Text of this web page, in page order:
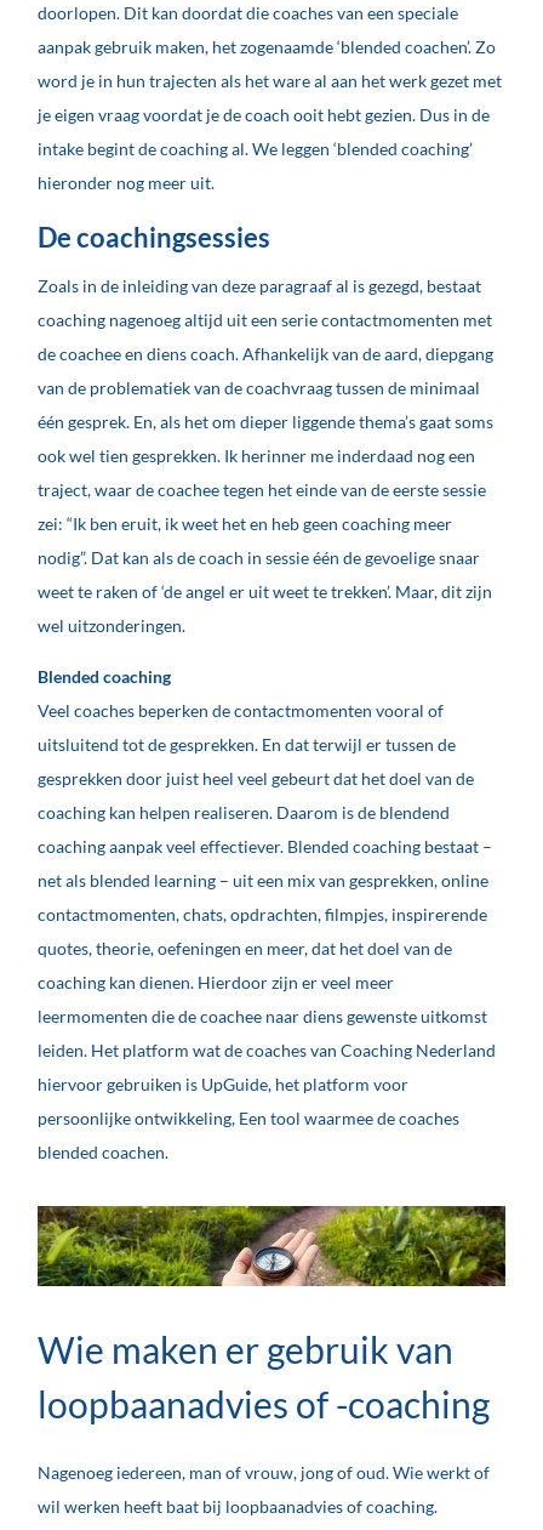
doorlopen. Dit kan doordat die coaches van een speciale
aanpak gebruik maken, het zogenaamde ‘blended coachen’. Zo
word je in hun trajecten als het ware al aan het werk gezet met
je eigen vraag voordat je de coach ooit hebt gezien. Dus in de
intake begint de coaching al. We leggen ‘blended coaching’
hieronder nog meer uit.
De coachingsessies
Zoals in de inleiding van deze paragraaf al is gezegd, bestaat
coaching nagenoeg altijd uit een serie contactmomenten met
de coachee en diens coach. Afhankelijk van de aard, diepgang
van de problematiek van de coachvraag tussen de minimaal
één gesprek. En, als het om dieper liggende thema’s gaat soms
ook wel tien gesprekken. Ik herinner me inderdaad nog een
traject, waar de coachee tegen het einde van de eerste sessie
zei: “Ik ben eruit, ik weet het en heb geen coaching meer
nodig”. Dat kan als de coach in sessie één de gevoelige snaar
weet te raken of ‘de angel er uit weet te trekken’. Maar, dit zijn
wel uitzonderingen.
Blended coaching
Veel coaches beperken de contactmomenten vooral of
uitsluitend tot de gesprekken. En dat terwijl er tussen de
gesprekken door juist heel veel gebeurt dat het doel van de
coaching kan helpen realiseren. Daarom is de blendend
coaching aanpak veel effectiever. Blended coaching bestaat –
net als blended learning – uit een mix van gesprekken, online
contactmomenten, chats, opdrachten, filmpjes, inspirerende
quotes, theorie, oefeningen en meer, dat het doel van de
coaching kan dienen. Hierdoor zijn er veel meer
leermomenten die de coachee naar diens gewenste uitkomst
leiden. Het platform wat de coaches van Coaching Nederland
hiervoor gebruiken is UpGuide, het platform voor
persoonlijke ontwikkeling, Een tool waarmee de coaches
blended coachen.
Wie maken er gebruik van
loopbaanadvies of -coaching
Nagenoeg iedereen, man of vrouw, jong of oud. Wie werkt of
wil werken heeft baat bij loopbaanadvies of coaching.